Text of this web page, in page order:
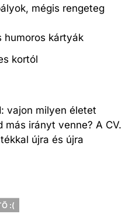
mégis rengeteg
humoros kártyák
kortól
vajon milyen életet
más irányt venne? A CV.
újra és újra
:(